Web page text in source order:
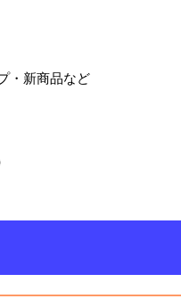
・新商品など